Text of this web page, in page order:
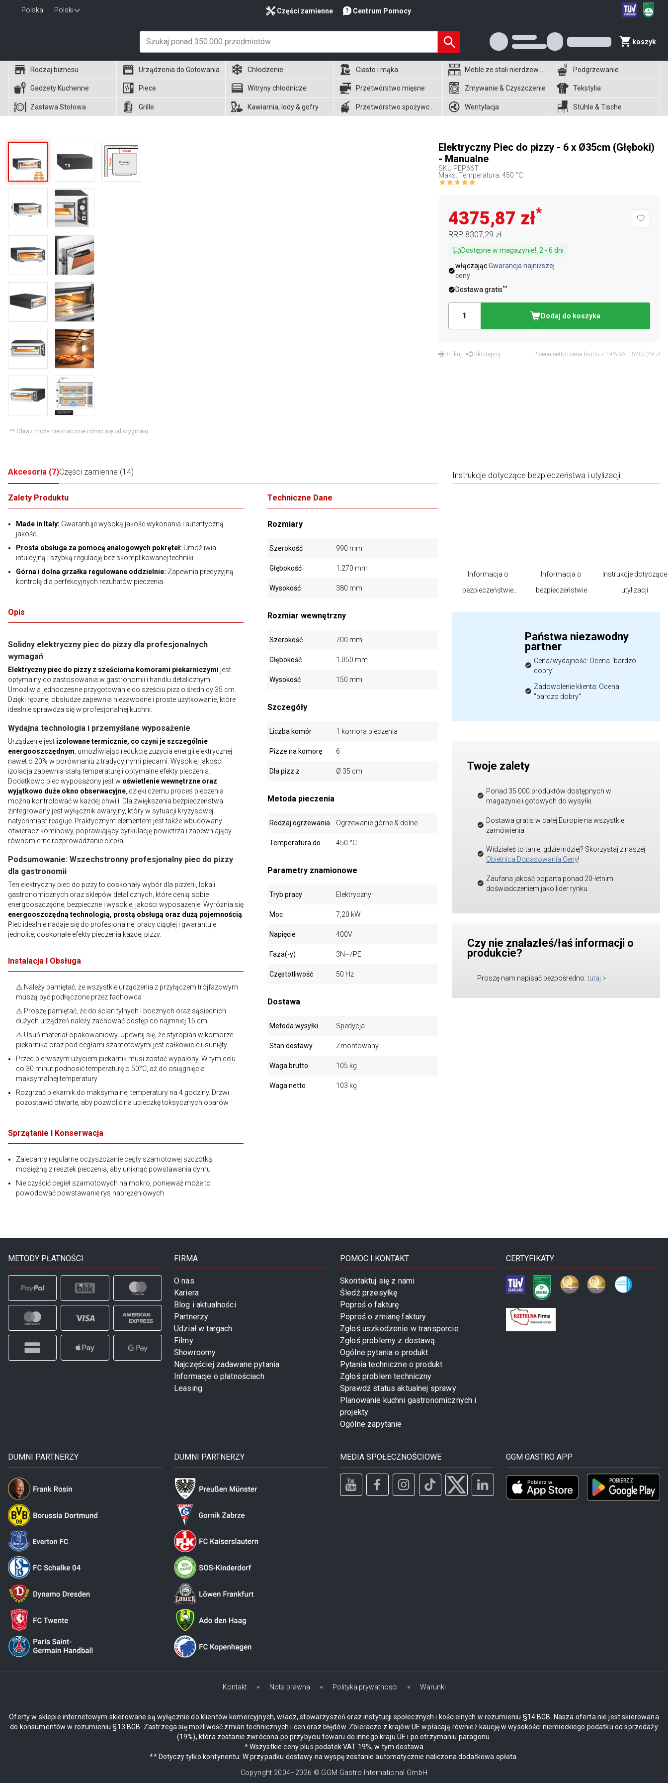
Polska Polski Części zamienne Centrum Pomocy
koszyk
Rodzaj biznesu Urządzenia do Gotowania Chłodzenie Ciasto i mąka Podgrzewanie
Gadżety Kuchenne Piece Witryny chłodnicze Przetwórstwo mięsne Zmywanie & Czyszczenie Tekstylia
Zastawa Stołowa Grille Kawiarnia, lody & gofry Wentylacja Stühle & Tische
** Obraz może nieznacznie różnić się od oryginału.
Elektryczny Piec do pizzy - 6 x Ø35cm (Głęboki)
- Manualne
SKU PEP66T
Maks. Temperatura: 450 °C
4375,87 zł*
RRP 8307,29 zł
Dostępne w magazynie!: 2 - 6 dni
włączającGwarancja najniższej
ceny
Dostawa gratis**
Dodaj do koszyka
Drukuj Udostępnij * cena netto | cena brutto z 19% VAT: 5207,29 zł
Akcesoria (7)Części zamienne (14)
Zalety Produktu
Made in Italy: Gwarantuje wysoką jakość wykonania i autentyczną
jakość.
Prosta obsługa za pomocą analogowych pokręteł: Umożliwia
intuicyjną i szybką regulację bez skomplikowanej techniki.
Górna i dolna grzałka regulowane oddzielnie: Zapewnia precyzyjną
kontrolę dla perfekcyjnych rezultatów pieczenia.
Opis
Solidny elektryczny piec do pizzy dla profesjonalnych
wymagań
Elektryczny piec do pizzy z sześcioma komorami piekarniczymi jest
optymalny do zastosowania w gastronomii i handlu detalicznym.
Umożliwia jednoczesne przygotowanie do sześciu pizz o średnicy 35 cm.
Dzięki ręcznej obsłudze zapewnia niezawodne i proste użytkowanie, które
idealnie sprawdza się w profesjonalnej kuchni.
Wydajna technologia i przemyślane wyposażenie
Urządzenie jest izolowane termicznie, co czyni je szczególnie
energooszczędnym , umożliwiając redukcję zużycia energii elektrycznej
nawet o 20% w porównaniu z tradycyjnymi piecami. Wysokiej jakości
izolacja zapewnia stałą temperaturę i optymalne efekty pieczenia.
Dodatkowo piec wyposażony jest w oświetlenie wewnętrzne oraz
wyjątkowo duże okno obserwacyjne , dzięki czemu proces pieczenia
można kontrolować w każdej chwili. Dla zwiększenia bezpieczeństwa
zintegrowany jest wyłącznik awaryjny, który w sytuacji kryzysowej
natychmiast reaguje. Praktycznym elementem jest także wbudowany
otwieracz kominowy, poprawiający cyrkulację powietrza i zapewniający
równomierne rozprowadzanie ciepła.
Podsumowanie: Wszechstronny profesjonalny piec do pizzy
dla gastronomii
Ten elektryczny piec do pizzy to doskonały wybór dla pizzerii, lokali
gastronomicznych oraz sklepów detalicznych, które cenią sobie
energooszczędne, bezpieczne i wysokiej jakości wyposażenie. Wyróżnia się
energooszczędną technologią, prostą obsługą oraz dużą pojemnością
Piec idealnie nadaje się do profesjonalnej pracy ciągłej i gwarantuje
jednolite, doskonałe efekty pieczenia każdej pizzy.
Instalacja I Obsługa
⚠️ Należy pamiętać, że wszystkie urządzenia z przyłączem trójfazowym
muszą być podłączone przez fachowca
⚠️ Proszę pamiętać, że do ścian tylnych i bocznych oraz sąsiednich
dużych urządzeń należy zachować odstęp co najmniej 15 cm
⚠️ Usuń materiał opakowaniowy. Upewnij się, że styropian w komorze
piekarnika oraz pod cegłami szamotowymi jest całkowicie usunięty
Przed pierwszym użyciem piekarnik musi zostać wypalony. W tym celu
co 30 minut podnosić temperaturę o 50°C, aż do osiągnięcia
maksymalnej temperatury
Rozgrzać piekarnik do maksymalnej temperatury na 4 godziny. Drzwi
pozostawić otwarte, aby pozwolić na ucieczkę toksycznych oparów
Sprzątanie I Konserwacja
Zalecamy regularne oczyszczanie cegły szamotowej szczotką
mosiężną z resztek pieczenia, aby uniknąć powstawania dymu
Nie czyścić cegieł szamotowych na mokro, ponieważ może to
powodować powstawanie rys naprężeniowych
Techniczne Dane
Rozmiary
Szerokość 990 mm
Głębokość 1.270 mm
Wysokość 380 mm
Rozmiar wewnętrzny
Szerokość 700 mm
Głębokość 1.050 mm
Wysokość 150 mm
Szczegóły
Liczba komór 1 komora pieczenia
Pizze na komorę 6
Dla pizz z Ø 35 cm
Metoda pieczenia
Rodzaj ogrzewania Ogrzewanie górne & dolne
Temperatura do 450 °C
Parametry znamionowe
Tryb pracy Elektryczny
Moc 7,20 kW
Napięcie 400V
Faza(-y) 3N~/PE
Częstotliwość 50 Hz
Dostawa
Metoda wysyłki Spedycja
Stan dostawy Zmontowany
Waga brutto 105 kg
Waga netto 103 kg
Instrukcje dotyczące bezpieczeństwa i utylizacji
Informacja o
bezpieczeństwie
Informacja o
bezpieczeństwie
Instrukcje dotyczące
utylizacji
Państwa niezawodny
partner
Cena/wydajność: Ocena "bardzo
dobry"
Zadowolenie klienta: Ocena
"bardzo dobry"
Twoje zalety
Ponad 35 000 produktów dostępnych w
magazynie i gotowych do wysyłki
Dostawa gratis w całej Europie na wszystkie
zamówienia
Widziałeś to taniej gdzie indziej? Skorzystaj z naszej
Obietnica Dopasowania Ceny!
Zaufana jakość poparta ponad 20-letnim
doświadczeniem jako lider rynku
Czy nie znalazłeś/łaś informacji o
produkcie?
Proszę nam napisać bezpośredno. tutaj >
METODY PŁATNOŚCI FIRMA
O nas
Kariera
Blog i aktualności
Partnerzy
Udział w targach
Filmy
Showroomy
Najczęściej zadawane pytania
Informacje o płatnościach
Leasing
POMOC I KONTAKT
Skontaktuj się z nami
Śledź przesyłkę
Poproś o fakturę
Poproś o zmianę faktury
Zgłoś uszkodzenie w transporcie
Zgłoś problemy z dostawą
Ogólne pytania o produkt
Pytania techniczne o produkt
Zgłoś problem techniczny
Sprawdź status aktualnej sprawy
Planowanie kuchni gastronomicznych i
projekty
Ogólne zapytanie
CERTYFIKATY
DUMNI PARTNERZY DUMNI PARTNERZY MEDIA SPOŁECZNOŚCIOWE GGM GASTRO APP
Kontakt Nota prawna Polityka prywatności Warunki
Oferty w sklepie internetowym skierowane są wyłącznie do klientów komercyjnych, władz, stowarzyszeń oraz instytucji społecznych i kościelnych w rozumieniu §14 BGB. Nasza oferta nie jest skierowana
do konsumentów w rozumieniu §13 BGB. Zastrzega się możliwość zmian technicznych i cen oraz błędów. Zbieracze z krajów UE wpłacają również kaucję w wysokości niemieckiego podatku od sprzedaży
(19%), która zostanie zwrócona po przybyciu towaru do innego kraju UE i po otrzymaniu paragonu.
* Wszystkie ceny plus podatek VAT 19%, w tym dostawa
** Dotyczy tylko kontynentu. W przypadku dostawy na wyspę zostanie automatycznie naliczona dodatkowa opłata.
Copyright 2004–2026 © GGM Gastro International GmbH